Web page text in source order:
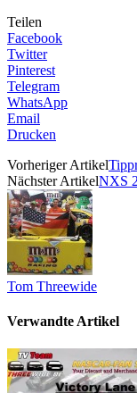
Teilen
Facebook
Twitter
Pinterest
Telegram
WhatsApp
Email
Drucken
Vorheriger Artikel
Nächster ArtikelNXS
Tom Threewide
Verwandte Artikel